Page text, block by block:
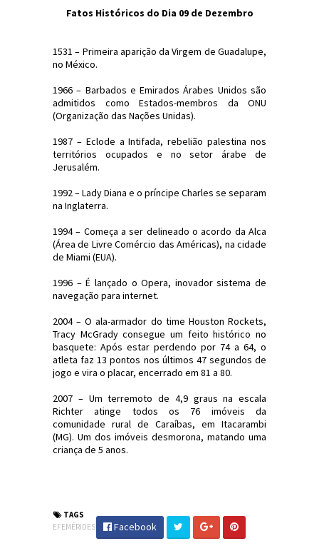
Fatos Históricos do Dia 09 de Dezembro
1531 – Primeira aparição da Virgem de Guadalupe,
no México.
1966 – Barbados e Emirados Árabes Unidos são
admitidos como Estados-membros da ONU
(Organização das Nações Unidas).
1987 – Eclode a Intifada, rebelião palestina nos
territórios ocupados e no setor árabe de
Jerusalém.
1992 – Lady Diana e o príncipe Charles se separam
na Inglaterra.
1994 – Começa a ser delineado o acordo da Alca
(Área de Livre Comércio das Américas), na cidade
de Miami (EUA).
1996 – É lançado o Opera, inovador sistema de
navegação para internet.
2004 – O ala-armador do time Houston Rockets,
Tracy McGrady consegue um feito histórico no
basquete: Após estar perdendo por 74 a 64, o
atleta faz 13 pontos nos últimos 47 segundos de
jogo e vira o placar, encerrado em 81 a 80.
2007 – Um terremoto de 4,9 graus na escala
Richter atinge todos os 76 imóveis da
comunidade rural de Caraíbas, em Itacarambi
(MG). Um dos imóveis desmorona, matando uma
criança de 5 anos.
TAGS
EFEMÉRIDES
Facebook